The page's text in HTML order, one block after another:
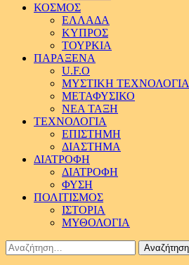
ΚΟΣΜΟΣ
ΕΛΛΑΔΑ
ΚΥΠΡΟΣ
ΤΟΥΡΚΙΑ
ΠΑΡΑΞΕΝΑ
U.F.O
ΜΥΣΤΙΚΗ ΤΕΧΝΟΛΟΓΙΑ
ΜΕΤΑΦΥΣΙΚΟ
ΝΕΑ ΤΑΞΗ
ΤΕΧΝΟΛΟΓΙΑ
ΕΠΙΣΤΗΜΗ
ΔΙΑΣΤΗΜΑ
ΔΙΑΤΡΟΦΗ
ΔΙΑΤΡΟΦΗ
ΦΥΣΗ
ΠΟΛΙΤΙΣΜΟΣ
ΙΣΤΟΡΙΑ
ΜΥΘΟΛΟΓΙΑ
Αναζήτηση
για: